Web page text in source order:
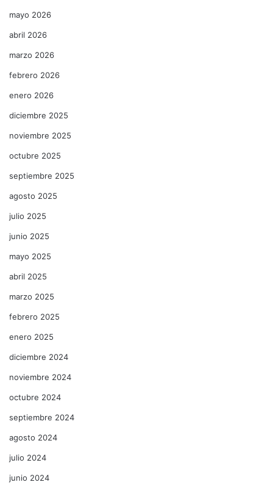
mayo 2026
abril 2026
marzo 2026
febrero 2026
enero 2026
diciembre 2025
noviembre 2025
octubre 2025
septiembre 2025
agosto 2025
julio 2025
junio 2025
mayo 2025
abril 2025
marzo 2025
febrero 2025
enero 2025
diciembre 2024
noviembre 2024
octubre 2024
septiembre 2024
agosto 2024
julio 2024
junio 2024